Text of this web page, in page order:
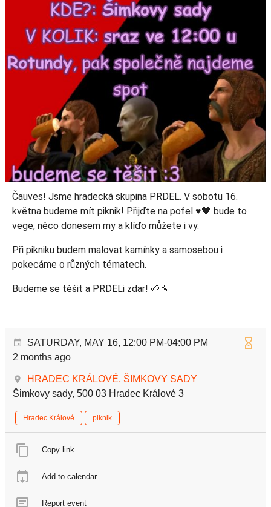
Čauves! Jsme hradecká skupina PRDEL. V sobotu 16.
května budeme mít piknik! Přijďte na pofel ♥️🖤 bude to
vege, něco donesem my a klíďo můžete i vy.
Při pikniku budem malovat kamínky a samosebou i
pokecáme o různých tématech.
Budeme se těšit a PRDELi zdar! 🌱🫰
SATURDAY, MAY 16, 12:00 PM-04:00 PM
2 months ago
HRADEC KRÁLOVÉ, ŠIMKOVY SADY
Šimkovy sady, 500 03 Hradec Králové 3
Hradec Králové piknik
Copy link
Add to calendar
Report event